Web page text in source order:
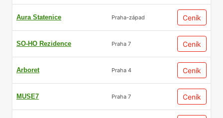
Aura Statenice Praha-západ Ceník
SO-HO Rezidence Praha 7 Ceník
Arboret Praha 4 Ceník
MUSE7 Praha 7 Ceník